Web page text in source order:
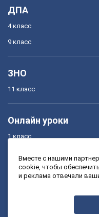
ДПА
4 класс
9 класс
ЗНО
11 класс
Онлайн уроки
1 класс
3 класс
Вместе с нашими
cookie, чтобы
и реклама отвечали